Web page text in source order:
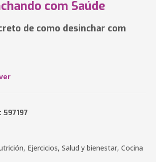
com Saúde
de como desinchar com
Ejercicios, Salud y bienestar, Cocina